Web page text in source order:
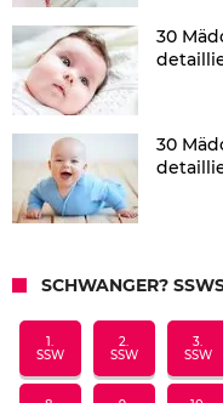
30
30
SCHWANGER?
1.
SSW
2.
SSW
3.
SSW